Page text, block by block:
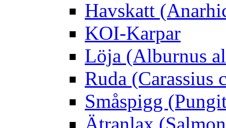
Havskatt
KOI-Karpar
Löja (Alburnus
Ruda (Carassius
Småspigg
Ätranlax